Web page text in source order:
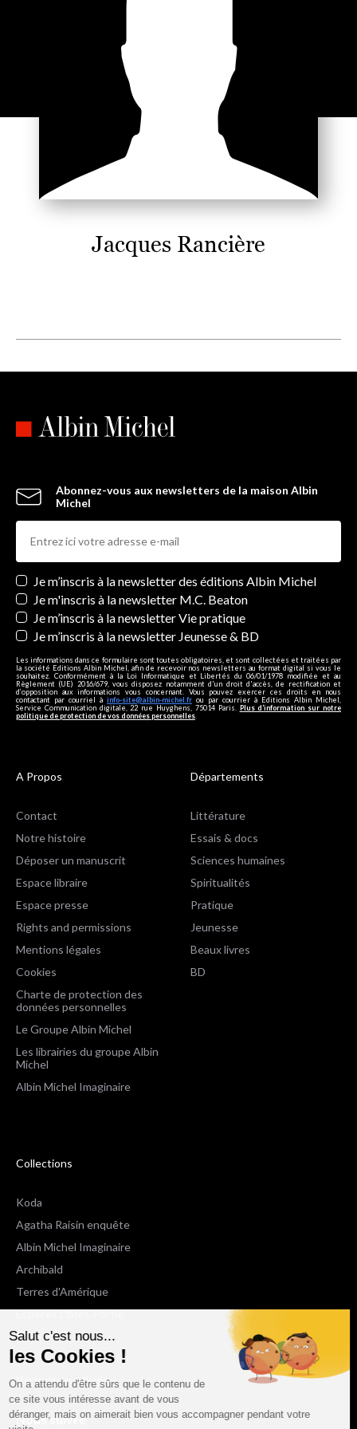
Salut c'est nous...
les Cookies !
On a attendu d'être sûrs que le contenu de
ce site vous intéresse avant de vous
déranger, mais on aimerait bien vous accompagner pendant votre
Jacques Rancière
Abonnez-vous aux newsletters de la maison Albin
Michel
Newsletters
Je m’inscris à la newsletter des éditions Albin Michel
Je m'inscris à la newsletter M.C. Beaton
Je m’inscris à la newsletter Vie pratique
Je m’inscris à la newsletter Jeunesse & BD
Les informations dans ce formulaire sont toutes obligatoires, et sont collectées et traitées par
la société Editions Albin Michel, afin de recevoir nos newsletters au format digital si vous le
souhaitez. Conformément à la Loi Informatique et Libertés du 06/01/1978 modifiée et au
Règlement (UE) 2016/679, vous disposez notamment d'un droit d'accès, de rectification et
d’opposition aux informations vous concernant. Vous pouvez exercer ces droits en nous
contactant par courriel à info-site@albin-michel.fr ou par courrier à Editions Albin Michel,
Service Communication digitale, 22 rue Huyghens, 75014 Paris. Plus d’information sur notre
politique de protection de vos données personnelles
A Propos
Contact
Notre histoire
Déposer un manuscrit
Espace libraire
Espace presse
Rights and permissions
Mentions légales
Cookies
Charte de protection des
données personnelles
Le Groupe Albin Michel
Les librairies du groupe Albin
Michel
Albin Michel Imaginaire
Départements
Littérature
Essais & docs
Sciences humaines
Spiritualités
Pratique
Jeunesse
Beaux livres
BD
Collections
Koda
Agatha Raisin enquête
Albin Michel Imaginaire
Archibald
Terres d'Amérique
Espaces Libres Poche
NOX
Wiz
Voir toutes les collections
Nous suivre